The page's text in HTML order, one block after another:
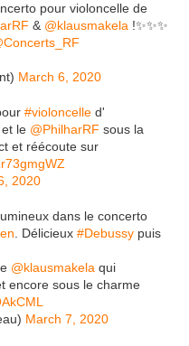
pour violoncelle de
& @klausmakela !✨✨✨
March 6, 2020
#violoncelle d'
le @PhilharRF sous la
et réécoute sur
2020
dans le concerto
. Délicieux #Debussy puis
@klausmakela qui
encore sous le charme
March 7, 2020